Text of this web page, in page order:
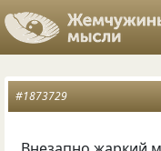
#1873729